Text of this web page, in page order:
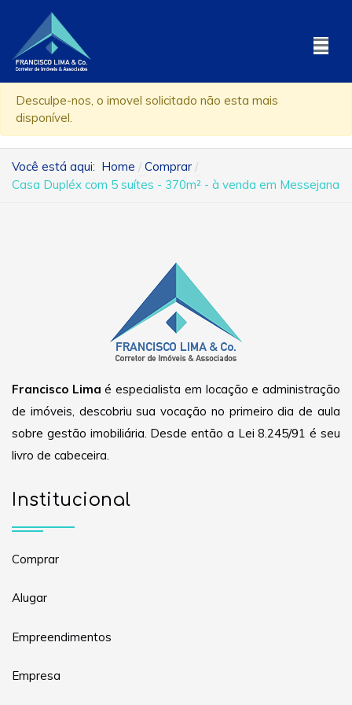
Desculpe-nos, o imovel solicitado não esta mais
disponível.
Você está aqui: Home
Comprar
Casa Dupléx com 5 suítes - 370m² - à venda em Messejana
Francisco Lima é especialista em locação e administração
de imóveis, descobriu sua vocação no primeiro dia de aula
sobre gestão imobiliária. Desde então a Lei 8.245/91 é seu
livro de cabeceira.
Institucional
Comprar
Alugar
Empreendimentos
Empresa